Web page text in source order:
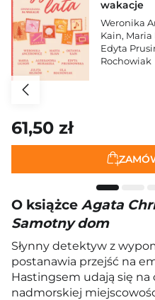
wakacje
Weronika
Kain, Maria
Edyta
Rochowiak
61,50 zł
O książce Agata
Samotny dom
Słynny detektyw z
postanawia przejść na
Hastingsem udają się na
nadmorskiej